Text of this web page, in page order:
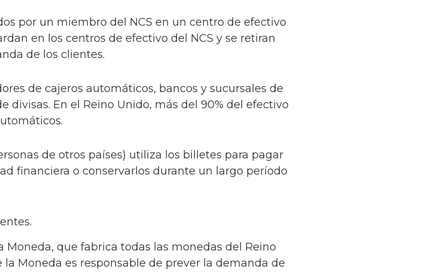
por un miembro del NCS en un centro de efectivo
en los centros de efectivo del NCS y se retiran
de los clientes.
de cajeros automáticos, bancos y sucursales de
divisas. En el Reino Unido, más del 90% del efectivo
de otros países) utiliza los billetes para pagar
financiera o conservarlos durante un largo período
Moneda, que fabrica todas las monedas del Reino
Moneda es responsable de prever la demanda de